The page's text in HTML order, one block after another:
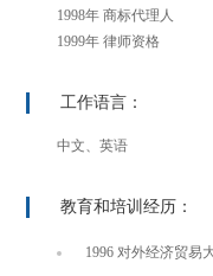
1998年 商标代理人
1999年 律师资格
工作语言：
中文、英语
教育和培训经历：
1996 对外经济贸易